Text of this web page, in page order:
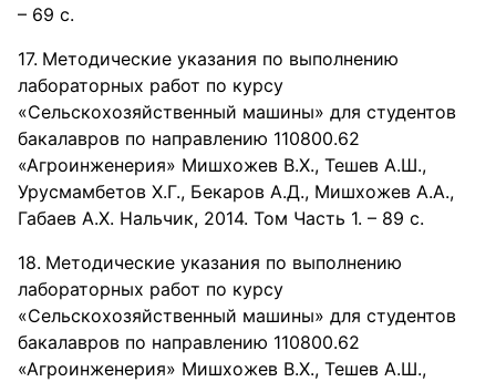
– 69 с.
Методические указания по выполнению
лабораторных работ по курсу
«Сельскохозяйственный машины» для студентов
бакалавров по направлению 110800.62
«Агроинженерия» Мишхожев В.Х., Тешев А.Ш.,
Урусмамбетов Х.Г., Бекаров А.Д., Мишхожев А.А.,
Габаев А.Х. Нальчик, 2014. Том Часть 1. – 89 с.
Методические указания по выполнению
лабораторных работ по курсу
«Сельскохозяйственный машины» для студентов
бакалавров по направлению 110800.62
«Агроинженерия» Мишхожев В.Х., Тешев А.Ш.,